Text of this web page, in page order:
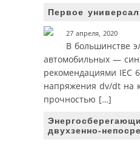
Первое
27 апреля, 2020
В большинстве
автомобильных —
рекомендациями IEC
напряжения dv/dt на
прочностью […]
двухзенно-